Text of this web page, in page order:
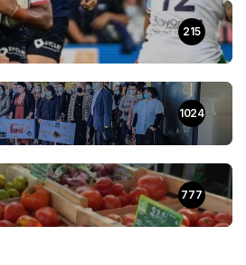
215
1024
777